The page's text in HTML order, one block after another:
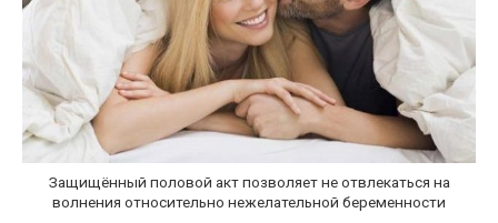
Защищённый половой акт позволяет не отвлекаться на
волнения относительно нежелательной беременности